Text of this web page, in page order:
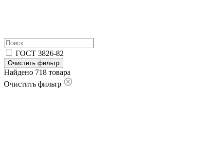
ГОСТ 3826-82
Очистить фильтр
Найдено 718 товара
Очистить фильтр